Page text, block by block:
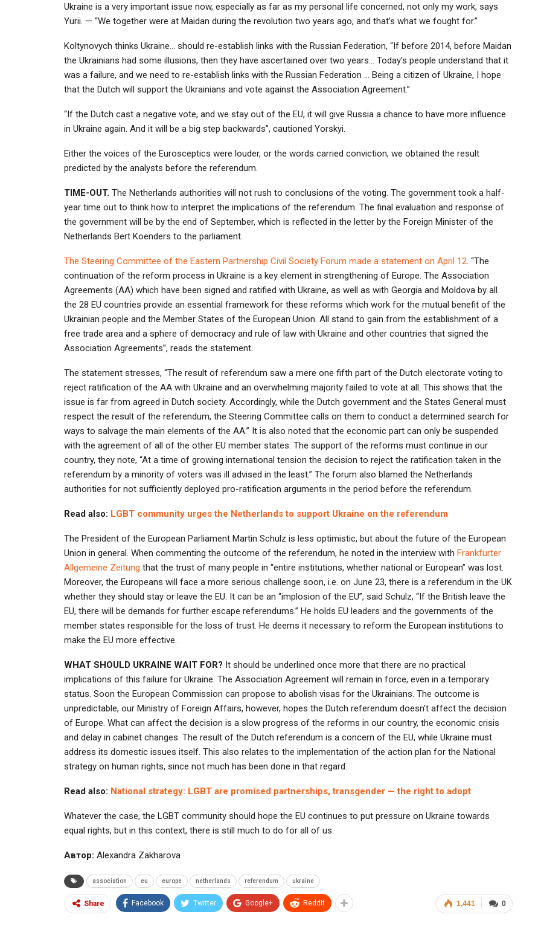
Ukraine is a very important issue now, especially as far as my personal life concerned, not only my work, says
Yurii. — “We together were at Maidan during the revolution two years ago, and that’s what we fought for.”
Koltynovych thinks Ukraine… should re-establish links with the Russian Federation, “If before 2014, before Maidan
the Ukrainians had some illusions, then they have ascertained over two years… Today’s people understand that it
was a failure, and we need to re-establish links with the Russian Federation … Being a citizen of Ukraine, I hope
that the Dutch will support the Ukrainians and vote against the Association Agreement.”
“If the Dutch cast a negative vote, and we stay out of the EU, it will give Russia a chance to have more influence
in Ukraine again. And it will be a big step backwards”, cautioned Yorskyi.
Either the voices of the Eurosceptics were louder, or the words carried conviction, we obtained the result
predicted by the analysts before the referendum.
TIME-OUT. The Netherlands authorities will not rush to conclusions of the voting. The government took a half-
year time out to think how to interpret the implications of the referendum. The final evaluation and response of
the government will be by the end of September, which is reflected in the letter by the Foreign Minister of the
Netherlands Bert Koenders to the parliament.
The Steering Committee of the Eastern Partnership Civil Society Forum made a statement on April 12 . “The
continuation of the reform process in Ukraine is a key element in strengthening of Europe. The Association
Agreements (AA) which have been signed and ratified with Ukraine, as well as with Georgia and Moldova by all
the 28 EU countries provide an essential framework for these reforms which work for the mutual benefit of the
Ukrainian people and the Member States of the European Union. All stand to gain from the establishment of a
free trade area and a sphere of democracy and rule of law with Ukraine and other countries that signed the
Association Agreements”, reads the statement.
The statement stresses, “The result of referendum saw a mere one fifth part of the Dutch electorate voting to
reject ratification of the AA with Ukraine and an overwhelming majority failed to vote at all. This shows that the
issue is far from agreed in Dutch society. Accordingly, while the Dutch government and the States General must
respect the result of the referendum, the Steering Committee calls on them to conduct a determined search for
ways to salvage the main elements of the AA.” It is also noted that the economic part can only be suspended
with the agreement of all of the other EU member states. The support of the reforms must continue in our
country, they note, “At a time of growing international tension the decision to reject the ratification taken in the
referendum by a minority of voters was ill advised in the least.” The forum also blamed the Netherlands
authorities for not sufficiently deployed pro-ratification arguments in the period before the referendum.
Read also: LGBT community urges the Netherlands to support Ukraine on the referendum
The President of the European Parliament Martin Schulz is less optimistic, but about the future of the European
Union in general. When commenting the outcome of the referendum, he noted in the interview with Frankfurter
Allgemeine Zeitung that the trust of many people in “entire institutions, whether national or European” was lost.
Moreover, the Europeans will face a more serious challenge soon, i.e. on June 23, there is a referendum in the UK
whether they should stay or leave the EU. It can be an “implosion of the EU”, said Schulz, “If the British leave the
EU, there will be demands for further escape referendums.” He holds EU leaders and the governments of the
member states responsible for the loss of trust. He deems it necessary to reform the European institutions to
make the EU more effective.
WHAT SHOULD UKRAINE WAIT FOR? It should be underlined once more that there are no practical
implications of this failure for Ukraine. The Association Agreement will remain in force, even in a temporary
status. Soon the European Commission can propose to abolish visas for the Ukrainians. The outcome is
unpredictable, our Ministry of Foreign Affairs, however, hopes the Dutch referendum doesn’t affect the decision
of Europe. What can affect the decision is a slow progress of the reforms in our country, the economic crisis
and delay in cabinet changes. The result of the Dutch referendum is a concern of the EU, while Ukraine must
address its domestic issues itself. This also relates to the implementation of the action plan for the National
strategy on human rights, since not much has been done in that regard.
Read also: National strategy: LGBT are promised partnerships, transgender — the right to adopt
Whatever the case, the LGBT community should hope the EU continues to put pressure on Ukraine towards
equal rights, but in this context, there is still much to do for all of us.
Автор: Alexandra Zakharova
association eu europe netherlands referendum ukraine
0
1,441
Share Facebook Twitter Google+ ReddIt